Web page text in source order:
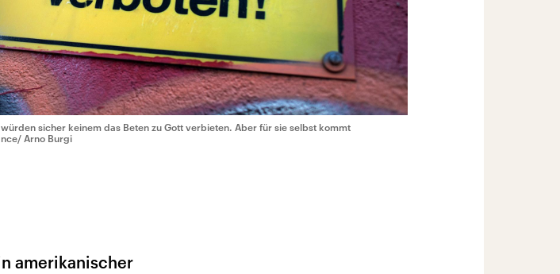
sicher keinem das Beten zu Gott verbieten. Aber für sie selbst kommt
Arno Burgi
amerikanischer